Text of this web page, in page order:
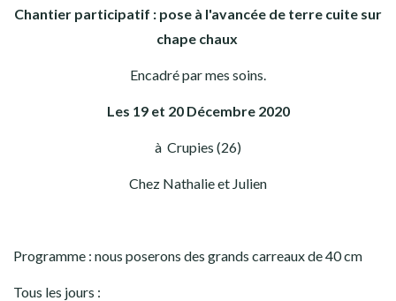
Chantier participatif : pose à l'avancée de terre cuite sur
chape chaux
Encadré par mes soins.
Les 19 et 20 Décembre 2020
à Crupies (26)
Chez Nathalie et Julien
Programme : nous poserons des grands carreaux de 40 cm
Tous les jours :